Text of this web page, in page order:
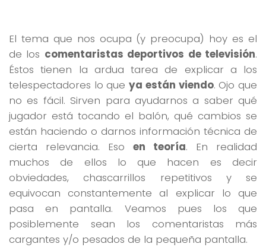
El tema que nos ocupa (y preocupa) hoy es el
de los comentaristas deportivos de televisión.
Éstos tienen la ardua tarea de explicar a los
telespectadores lo queya están viendo. Ojo que
no es fácil. Sirven para ayudarnos a saber qué
jugador está tocando el balón, qué cambios se
están haciendo o darnos información técnica de
cierta relevancia. Eso en teoría. En realidad
muchos de ellos lo que hacen es decir
obviedades, chascarrillos repetitivos y se
equivocan constantemente al explicar lo que
pasa en pantalla. Veamos pues los que
posiblemente sean los comentaristas más
cargantes y/o pesados de la pequeña pantalla.